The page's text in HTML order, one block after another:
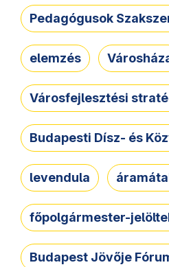
Pedagógusok
elemzés
Városfejlesztési
Budapesti Dísz- és
levendula
főpolgármester-
Budapest Jövője